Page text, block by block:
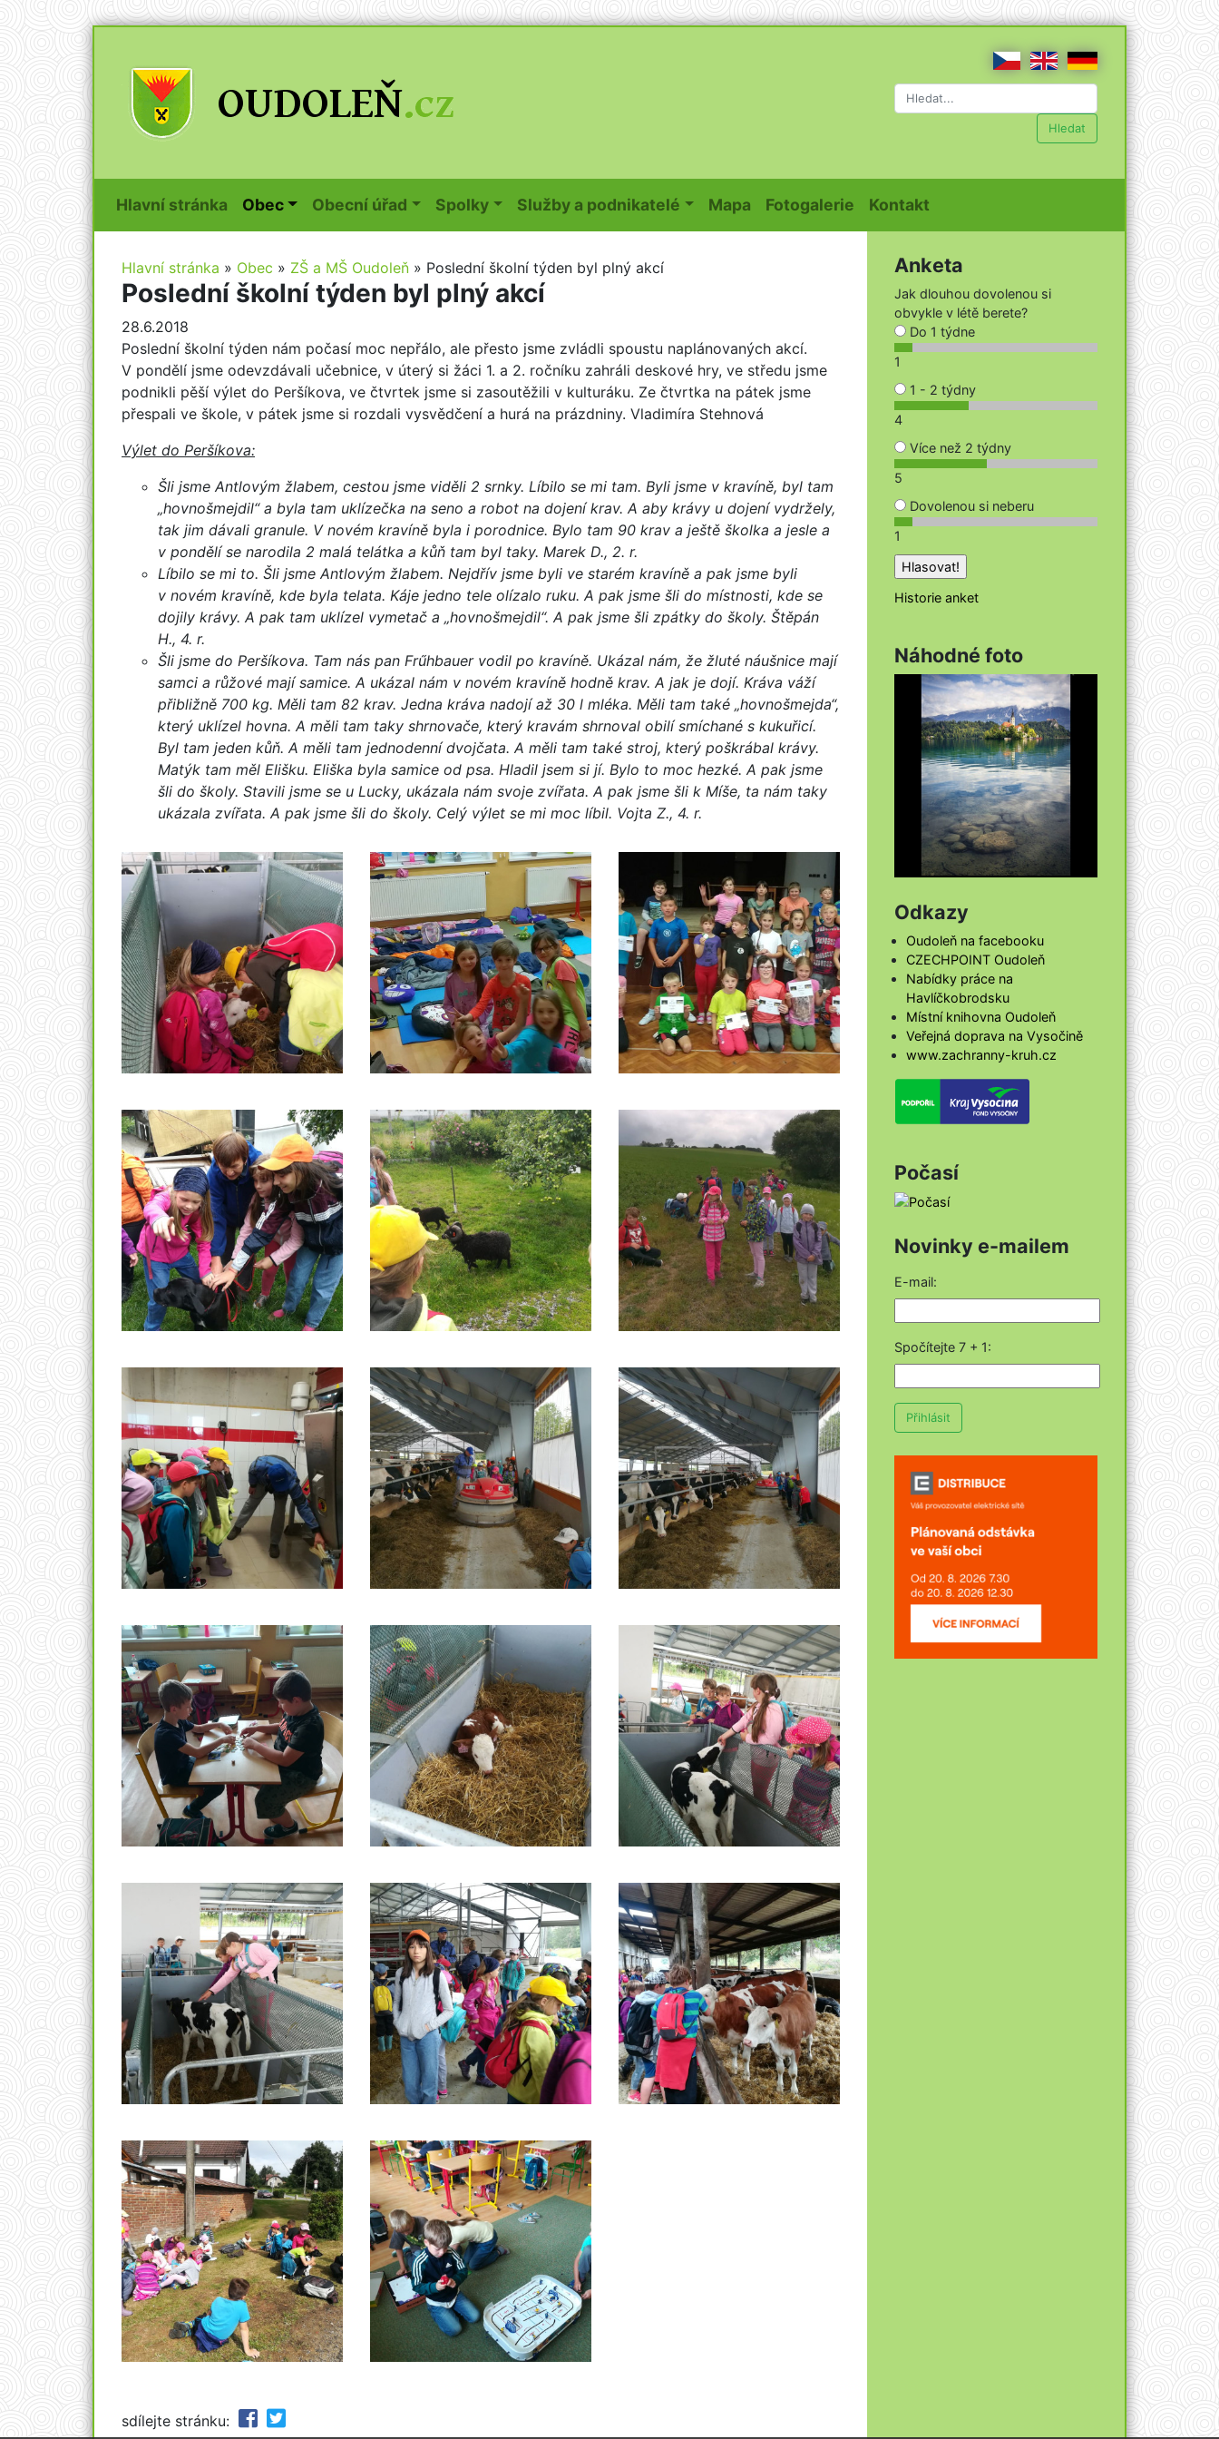
Hledat
Hlavní stránka (current)
Obec Obecní úřad Spolky Služby a podnikatelé Mapa (current)
Fotogalerie (current)
Kontakt
Hlavní stránka » Obec » ZŠ a MŠ Oudoleň » Poslední školní týden byl plný akcí
Poslední školní týden byl plný akcí
28.6.2018
Poslední školní týden nám počasí moc nepřálo, ale přesto jsme zvládli spoustu naplánovaných akcí.
V pondělí jsme odevzdávali učebnice, v úterý si žáci 1. a 2. ročníku zahráli deskové hry, ve středu jsme
podnikli pěší výlet do Peršíkova, ve čtvrtek jsme si zasoutěžili v kulturáku. Ze čtvrtka na pátek jsme
přespali ve škole, v pátek jsme si rozdali vysvědčení a hurá na prázdniny. Vladimíra Stehnová
Výlet do Peršíkova:
Šli jsme Antlovým žlabem, cestou jsme viděli 2 srnky. Líbilo se mi tam. Byli jsme v kravíně, byl tam
„hovnošmejdil“ a byla tam uklízečka na seno a robot na dojení krav. A aby krávy u dojení vydržely,
tak jim dávali granule. V novém kravíně byla i porodnice. Bylo tam 90 krav a ještě školka a jesle a
v pondělí se narodila 2 malá telátka a kůň tam byl taky. Marek D., 2. r.
Líbilo se mi to. Šli jsme Antlovým žlabem. Nejdřív jsme byli ve starém kravíně a pak jsme byli
v novém kravíně, kde byla telata. Káje jedno tele olízalo ruku. A pak jsme šli do místnosti, kde se
dojily krávy. A pak tam uklízel vymetač a „hovnošmejdil“. A pak jsme šli zpátky do školy. Štěpán
H., 4. r.
Šli jsme do Peršíkova. Tam nás pan Frűhbauer vodil po kravíně. Ukázal nám, že žluté náušnice mají
samci a růžové mají samice. A ukázal nám v novém kravíně hodně krav. A jak je dojí. Kráva váží
přibližně 700 kg. Měli tam 82 krav. Jedna kráva nadojí až 30 l mléka. Měli tam také „hovnošmejda“,
který uklízel hovna. A měli tam taky shrnovače, který kravám shrnoval obilí smíchané s kukuřicí.
Byl tam jeden kůň. A měli tam jednodenní dvojčata. A měli tam také stroj, který poškrábal krávy.
Matýk tam měl Elišku. Eliška byla samice od psa. Hladil jsem si jí. Bylo to moc hezké. A pak jsme
šli do školy. Stavili jsme se u Lucky, ukázala nám svoje zvířata. A pak jsme šli k Míše, ta nám taky
ukázala zvířata. A pak jsme šli do školy. Celý výlet se mi moc líbil. Vojta Z., 4. r.
sdílejte stránku:
Anketa
Jak dlouhou dovolenou si
obvykle v létě berete?
Do 1 týdne
1
1 - 2 týdny
4
Více než 2 týdny
5
Dovolenou si neberu
1
Historie anket
Náhodné foto
Odkazy
Oudoleň na facebooku
CZECHPOINT Oudoleň
Nabídky práce na
Havlíčkobrodsku
Místní knihovna Oudoleň
Veřejná doprava na Vysočině
www.zachranny-kruh.cz
Počasí
Novinky e-mailem
E-mail:
Spočítejte 7 + 1:
Přihlásit